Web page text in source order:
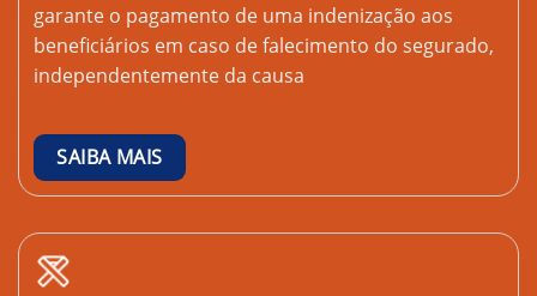
garante o pagamento de uma indenização aos
beneficiários em caso de falecimento do segurado,
independentemente da causa
SAIBA MAIS